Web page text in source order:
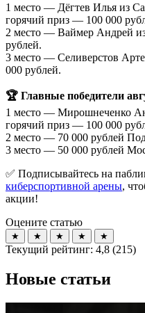
1 место — Дёгтев Илья из
горячий приз — 100 000
2 место — Ваймер Андрей
рублей.
3 место — Селиверстов
000 рублей.
🏆 Главные победители
1 место — Мирошнеченко
горячий приз — 100 000
2 место — 70 000 рублей
3 место — 50 000 рублей
✅ Подписывайтесь на
киберспортивной арены,
акции!
Оцените статью
★ ★ ★ ★ ★
Текущий рейтинг: 4,8 (215)
Новые статьи